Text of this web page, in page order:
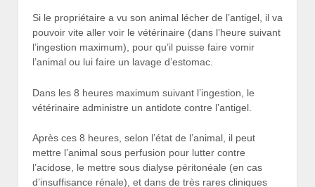
Si le propriétaire a vu son animal lécher de l’antigel, il va
pouvoir vite aller voir le vétérinaire (dans l’heure suivant
l’ingestion maximum), pour qu’il puisse faire vomir
l’animal ou lui faire un lavage d’estomac.
Dans les 8 heures maximum suivant l’ingestion, le
vétérinaire administre un antidote contre l’antigel.
Après ces 8 heures, selon l’état de l’animal, il peut
mettre l’animal sous perfusion pour lutter contre
l’acidose, le mettre sous dialyse péritonéale (en cas
d’insuffisance rénale), et dans de très rares cliniques